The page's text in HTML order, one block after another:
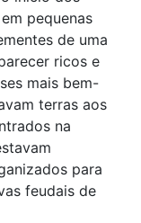
pequenas
de uma
ricos e
mais bem-
terras aos
na
para
feudais de